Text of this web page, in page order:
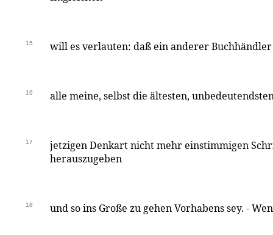
15 will es verlauten: daß ein anderer
16 alle meine, selbst die ältesten,
17
jetzigen Denkart nicht mehr einstimmigen
herauszugeben
18 und so ins Große zu gehen Vorhabens sey. -